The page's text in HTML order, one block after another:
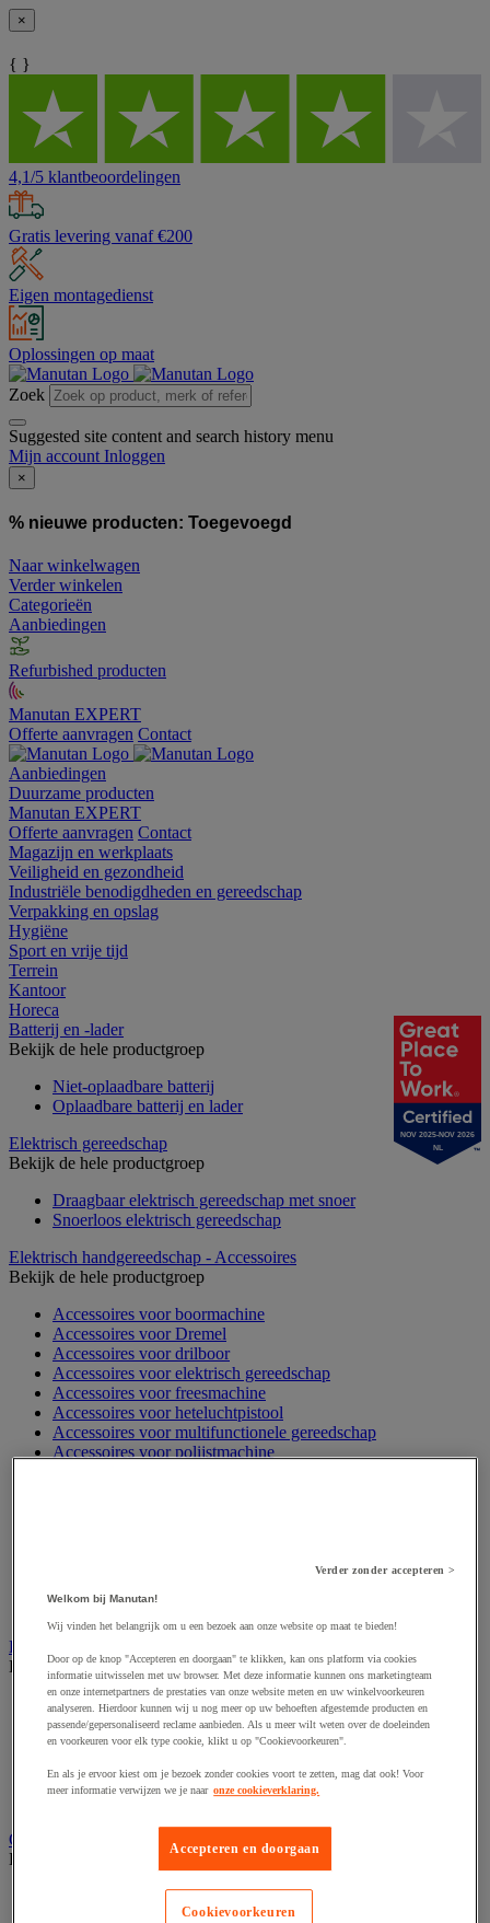
×
{ }
4,1/5 klantbeoordelingen
Gratis levering vanaf €200
Eigen montagedienst
Oplossingen op maat
Zoek
Suggested site content and search history menu
Mijn account Inloggen
×
% nieuwe producten: Toegevoegd
Naar winkelwagen
Verder winkelen
Categorieën
Aanbiedingen
Refurbished producten
Manutan EXPERT
Offerte aanvragen Contact
Aanbiedingen
Duurzame producten
Manutan EXPERT
Offerte aanvragen Contact
Magazijn en werkplaats
Veiligheid en gezondheid
Industriële benodigdheden en gereedschap
Verpakking en opslag
Hygiëne
Sport en vrije tijd
Terrein
Kantoor
Horeca
Batterij en -lader
Bekijk de hele productgroep
Niet-oplaadbare batterij
Oplaadbare batterij en lader
Elektrisch gereedschap
Bekijk de hele productgroep
Draagbaar elektrisch gereedschap met snoer
Snoerloos elektrisch gereedschap
Elektrisch handgereedschap - Accessoires
Bekijk de hele productgroep
Accessoires voor boormachine
Accessoires voor Dremel
Accessoires voor drilboor
Accessoires voor elektrisch gereedschap
Accessoires voor freesmachine
Accessoires voor heteluchtpistool
Accessoires voor multifunctionele gereedschap
Accessoires voor polijstmachine
Accessoires voor zaag
Elektrische toebehoren en verlichting
Bekijk de hele productgroep
Accessoires voor elektrisch schakelpaneel
Batterij, oplader en kabel
Elektrische kabel
Verlengsnoer, stekkerdoos en kapelhaspel
Wandcontactdoos en schakelaar
Gereedschap opbergen
Bekijk de hele productgroep
Assortimentsdoos en gereedschapkoffer
Gereedschapskist en opbergtas
NOV 2025-NOV 2026
NL
Verder zonder accepteren >
Welkom bij Manutan!
Wij vinden het belangrijk om u een bezoek aan onze website op maat te bieden!
Door op de knop "Accepteren en doorgaan" te klikken, kan ons platform via cookies
informatie uitwisselen met uw browser. Met deze informatie kunnen ons marketingteam
en onze internetpartners de prestaties van onze website meten en uw winkelvoorkeuren
analyseren. Hierdoor kunnen wij u nog meer op uw behoeften afgestemde producten en
passende/gepersonaliseerd reclame aanbieden. Als u meer wilt weten over de doeleinden
en voorkeuren voor elk type cookie, klikt u op "Cookievoorkeuren".
En als je ervoor kiest om je bezoek zonder cookies voort te zetten, mag dat ook! Voor
meer informatie verwijzen we je naar onze cookieverklaring.
Accepteren en doorgaan
Cookievoorkeuren